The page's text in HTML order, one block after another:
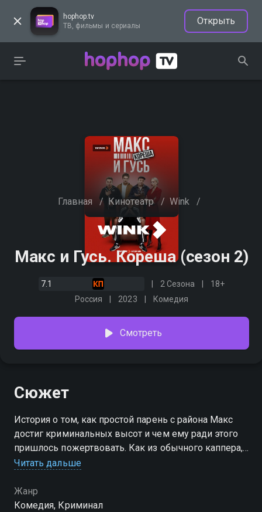
hophop.tv
ТВ, фильмы и сериалы
Открыть
Главная / Кинотеатр / Wink /
Макс и Гусь. Кореша (сезон 2)
7.1 2 Сезона
18+
Россия
2023 Комедия
Смотреть
Сюжет
История о том, как простой парень с района Макс
достиг криминальных высот и чем ему ради этого
пришлось пожертвовать. Как из обычного каппера,
«работающего на дядю», Макс превратился в
станет контролировать наркотрафик, клубы и
подпольный букмекерский бизнес в Пензе? Что
Читать дальше
Жанр
Комедия, Криминал